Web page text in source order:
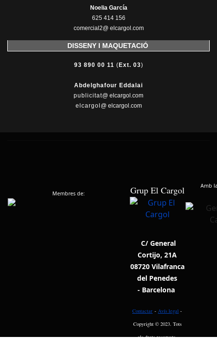
Noelia García
625 414 156
comercial2@ elcargol.com
DISSENY I MAQUETACIÓ
93 890 00 11 ( Ext. 03)
Abdelghafour Eddalai
publicitat@ elcargol.com
elcargol @ elcargol.com
Membres de: Grup El Cargol Amb
C/ General
Cortijo, 21A
08720 Vilafranca
del Penedes
- Barcelona
Contactar - Avís legal -
Copyright © 2023. Tots
els drets reservats.